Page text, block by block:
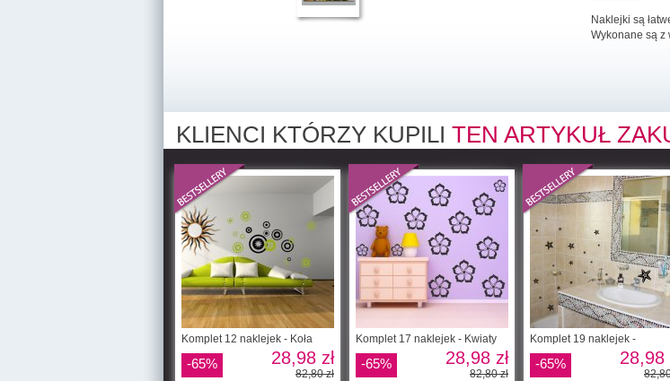
Naklejki są
Wykonane są z
KLIENCI KTÓRZY KUPILI TEN ARTYKUŁ
Komplet 12 naklejek - Koła
-65% 28,98 zł
82,80 zł
Komplet 17 naklejek - Kwiaty
-65% 28,98 zł
82,80 zł
Komplet 19 naklejek -
-65% 28,98